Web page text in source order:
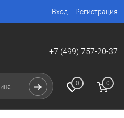
Вход Регистрация
+7 (499) 757-20-37
0 0